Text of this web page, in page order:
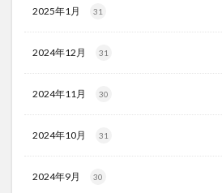
2025年1月 31
2024年12月 31
2024年11月 30
2024年10月 31
2024年9月 30